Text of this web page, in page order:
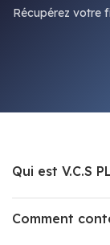
Récupérez votre
Qui est V.C.S
Comment